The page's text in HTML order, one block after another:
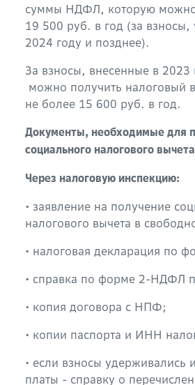
суммы НДФЛ, которую можно
19 500 руб. в год (за взносы,
2024 году и позднее).
За взносы, внесенные в 2023
можно получить налоговый
не более 15 600 руб. в год.
Документы, необходимые для
социального налогового
Через налоговую инспекцию:
• заявление на получение
налогового вычета в
• налоговая декларация по
• справка по форме 2-НДФЛ
• копия договора с НПФ;
• копии паспорта и ИНН
• если взносы удерживались
платы - справку о